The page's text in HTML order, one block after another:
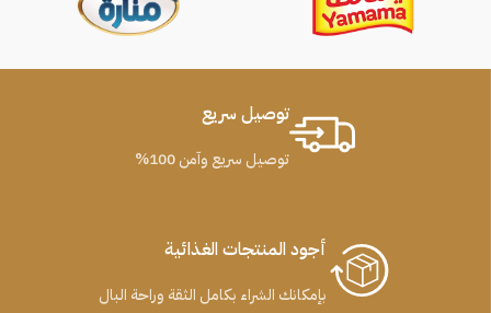
توصيل سريع
توصيل سريع وآمن 100%
أجود المنتجات الغذائية
بإمكانك الشراء بكامل الثقة وراحة البال